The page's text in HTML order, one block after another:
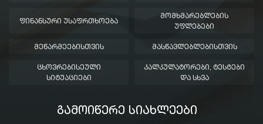
ᲤᲘᲜᲐᲜᲡᲣᲠᲘ ᲣᲡᲐᲤᲠᲗᲮᲝᲔᲑᲐ
ᲛᲝᲛᲮᲛᲐᲠᲔᲑᲚᲔᲑᲘᲡ
ᲣᲤᲚᲔᲑᲔᲑᲘ
ᲛᲔᲬᲐᲠᲛᲔᲔᲑᲘᲡᲗᲕᲘᲡ ᲛᲐᲡᲬᲐᲕᲚᲔᲑᲚᲔᲑᲘᲡᲗᲕᲘᲡ
ᲪᲮᲝᲕᲠᲔᲑᲘᲡᲔᲣᲚᲘ
ᲡᲘᲢᲣᲐᲪᲘᲔᲑᲘ
ᲙᲐᲚᲙᲣᲚᲐᲢᲝᲠᲔᲑᲘ, ᲢᲔᲡᲢᲔᲑᲘ
ᲓᲐ ᲡᲮᲕᲐ
ᲒᲐᲛᲝᲘᲬᲔᲠᲔ ᲡᲘᲐᲮᲚᲔᲔᲑᲘ